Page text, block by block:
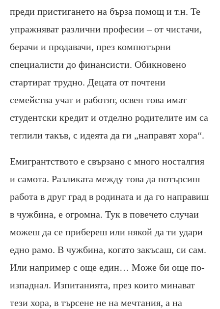
преди пристигането на бърза помощ и т.н. Те
упражняват различни професии – от чистачи,
берачи и продавачи, през компютърни
специалисти до финансисти. Обикновено
стартират трудно. Децата от почтени
семейства учат и работят, освен това имат
студентски кредит и отделно родителите им са
теглили такъв, с идеята да ги „направят хора“.
Емигрантството е свързано с много носталгия
и самота. Разликата между това да потърсиш
работа в друг град в родината и да го направиш
в чужбина, е огромна. Тук в повечето случаи
можеш да се прибереш или някой да ти удари
едно рамо. В чужбина, когато закъсаш, си сам.
Или например с още един… Може би още по-
изпаднал. Изпитанията, през които минават
тези хора, в търсене не на мечтания, а на